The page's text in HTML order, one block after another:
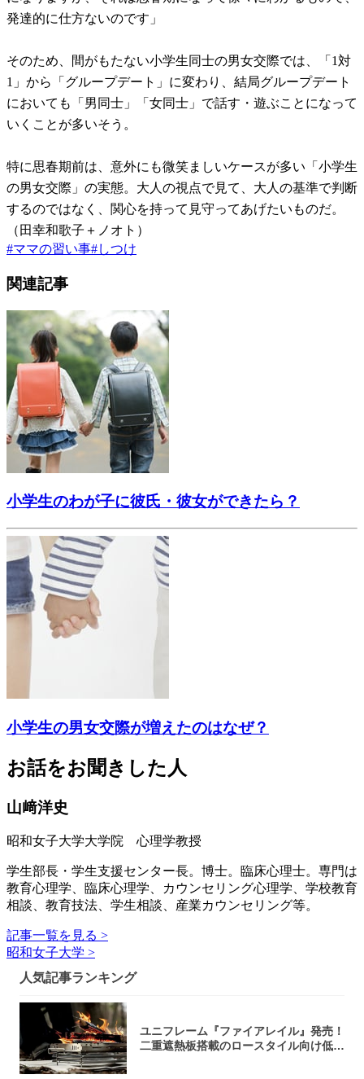
発達的に仕方ないのです」
そのため、間がもたない小学生同士の男女交際では、「1対
1」から「グループデート」に変わり、結局グループデート
においても「男同士」「女同士」で話す・遊ぶことになって
いくことが多いそう。
特に思春期前は、意外にも微笑ましいケースが多い「小学生
の男女交際」の実態。大人の視点で見て、大人の基準で判断
するのではなく、関心を持って見守ってあげたいものだ。
（田幸和歌子＋ノオト）
#ママの習い事#しつけ
関連記事
小学生のわが子に彼氏・彼女ができたら？
小学生の男女交際が増えたのはなぜ？
お話をお聞きした人
山﨑洋史
昭和女子大学大学院 心理学教授
学生部長・学生支援センター長。博士。臨床心理士。専門は
教育心理学、臨床心理学、カウンセリング心理学、学校教育
相談、教育技法、学生相談、産業カウンセリング等。
記事一覧を見る >
昭和女子大学 >
人気記事ランキング
ユニフレーム『ファイアレイル』発売！
二重遮熱板搭載のロースタイル向け低型